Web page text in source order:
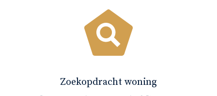
Zoekopdracht woning